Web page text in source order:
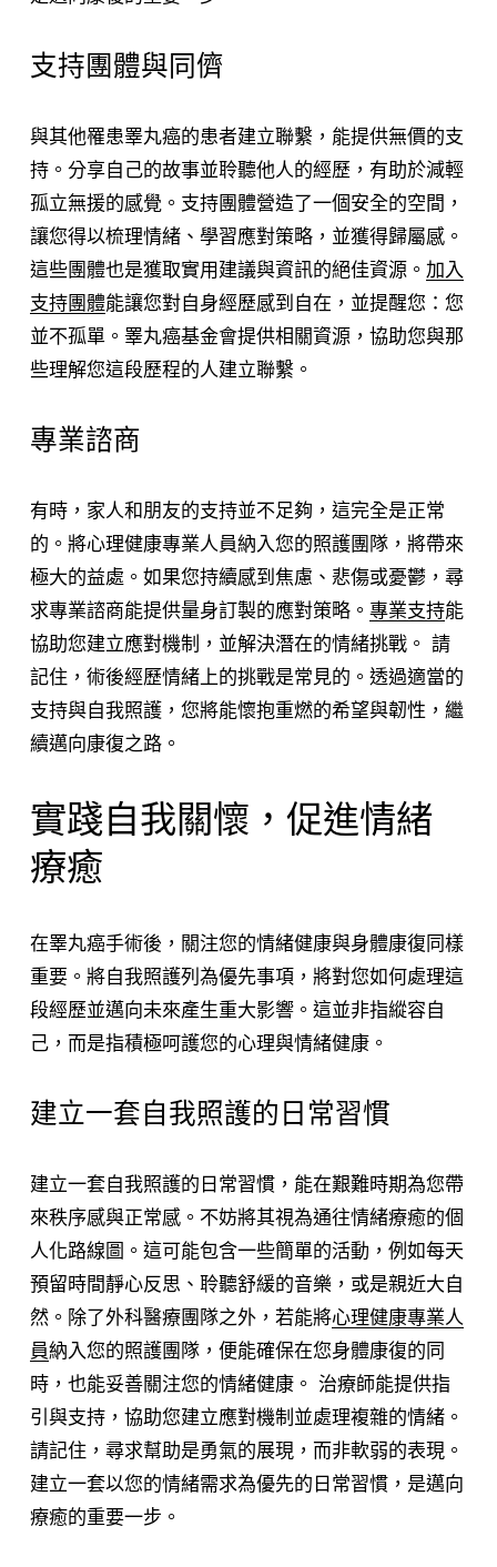
支持團體與同儕
與其他罹患睪丸癌的患者建立聯繫，能提供無價的支
持。分享自己的故事並聆聽他人的經歷，有助於減輕
孤立無援的感覺。支持團體營造了一個安全的空間，
讓您得以梳理情緒、學習應對策略，並獲得歸屬感。
這些團體也是獲取實用建議與資訊的絕佳資源。 加入
支持團體能讓您對自身經歷感到自在，並提醒您：您
並不孤單。睪丸癌基金會提供相關資源，協助您與那
些理解您這段歷程的人建立聯繫。
專業諮商
有時，家人和朋友的支持並不足夠，這完全是正常
的。將心理健康專業人員納入您的照護團隊，將帶來
極大的益處。如果您持續感到焦慮、悲傷或憂鬱，尋
求專業諮商能提供量身訂製的應對策略。 專業支持能
協助您建立應對機制，並解決潛在的情緒挑戰。 請
記住，術後經歷情緒上的挑戰是常見的。透過適當的
支持與自我照護，您將能懷抱重燃的希望與韌性，繼
續邁向康復之路。
實踐自我關懷，促進情緒
療癒
在睪丸癌手術後，關注您的情緒健康與身體康復同樣
重要。將自我照護列為優先事項，將對您如何處理這
段經歷並邁向未來產生重大影響。這並非指縱容自
己，而是指積極呵護您的心理與情緒健康。
建立一套自我照護的日常習慣
建立一套自我照護的日常習慣，能在艱難時期為您帶
來秩序感與正常感。不妨將其視為通往情緒療癒的個
人化路線圖。這可能包含一些簡單的活動，例如每天
預留時間靜心反思、聆聽舒緩的音樂，或是親近大自
然。除了外科醫療團隊之外，若能將心理健康專業人
員納入您的照護團隊，便能確保在您身體康復的同
時，也能妥善關注您的情緒健康。 治療師能提供指
引與支持，協助您建立應對機制並處理複雜的情緒。
請記住，尋求幫助是勇氣的展現，而非軟弱的表現。
建立一套以您的情緒需求為優先的日常習慣，是邁向
療癒的重要一步。